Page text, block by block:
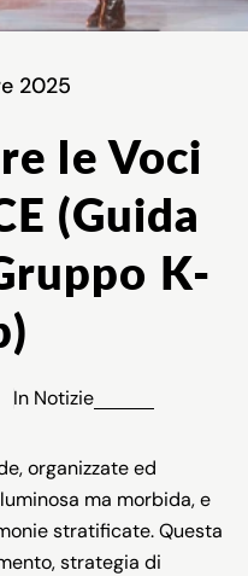
2025
le Voci
(Guida
K-
In Notizie
organizzate ed
ma morbida, e
stratificate. Questa
strategia di